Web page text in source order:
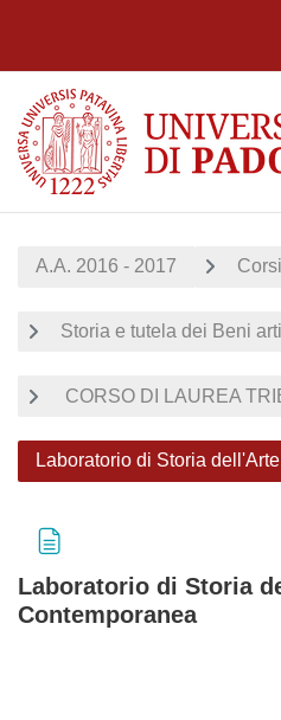
A.A. 2016 - 2017
Storia e tutela dei Beni
CORSO DI LAUREA
Laboratorio di Storia
Laboratorio di Storia
Contemporanea